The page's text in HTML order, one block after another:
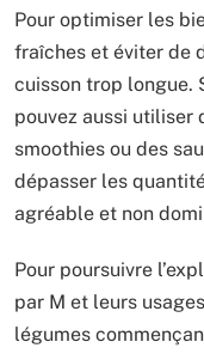
Pour optimiser les
fraîches et éviter de
cuisson trop longue.
pouvez aussi utiliser
smoothies ou des
dépasser les
agréable et non
Pour poursuivre
par M et leurs
légumes